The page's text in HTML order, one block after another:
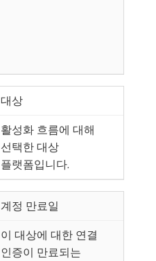
대상
활성화 흐름에 대해
선택한 대상
플랫폼입니다.
계정 만료일
이 대상에 대한 연결
인증이 만료되는